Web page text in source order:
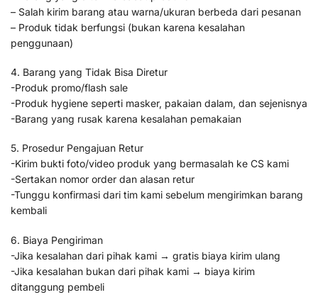
– Salah kirim barang atau warna/ukuran berbeda dari pesanan
– Produk tidak berfungsi (bukan karena kesalahan
penggunaan)
4. Barang yang Tidak Bisa Diretur
-Produk promo/flash sale
-Produk hygiene seperti masker, pakaian dalam, dan sejenisnya
-Barang yang rusak karena kesalahan pemakaian
5. Prosedur Pengajuan Retur
-Kirim bukti foto/video produk yang bermasalah ke CS kami
-Sertakan nomor order dan alasan retur
-Tunggu konfirmasi dari tim kami sebelum mengirimkan barang
kembali
6. Biaya Pengiriman
-Jika kesalahan dari pihak kami → gratis biaya kirim ulang
-Jika kesalahan bukan dari pihak kami → biaya kirim
ditanggung pembeli